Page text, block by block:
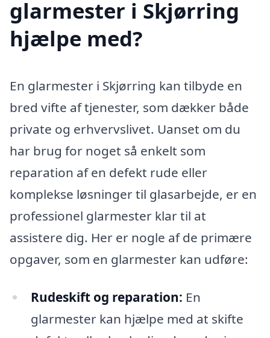
glarmester i Skjørring
hjælpe med?
En glarmester i Skjørring kan tilbyde en
bred vifte af tjenester, som dækker både
private og erhvervslivet. Uanset om du
har brug for noget så enkelt som
reparation af en defekt rude eller
komplekse løsninger til glasarbejde, er en
professionel glarmester klar til at
assistere dig. Her er nogle af de primære
opgaver, som en glarmester kan udføre:
Rudeskift og reparation: En
glarmester kan hjælpe med at skifte